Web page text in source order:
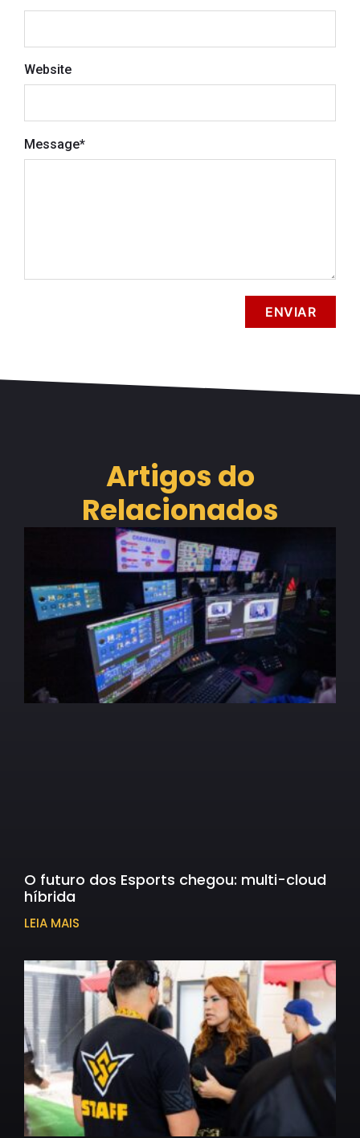
Message*
Website
Artigos do
Relacionados
O futuro dos Esports chegou: multi-cloud
híbrida
LEIA MAIS